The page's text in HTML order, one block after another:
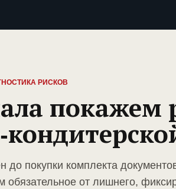
РИСКОВ
покажем
до покупки комплекта
обязательное от лишнего,